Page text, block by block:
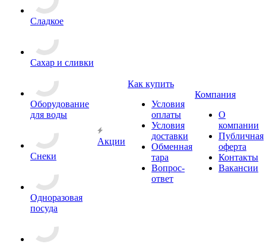
Сладкое
Сахар и сливки
Оборудование
для воды
Снеки
Одноразовая
посуда
Акции
Как купить
Условия
оплаты
Условия
доставки
Обменная
тара
Вопрос-
ответ
Компания
О
компании
Публичная
оферта
Контакты
Вакансии